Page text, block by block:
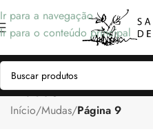
Ir para a navegação
Ir para o conteúdo principal
Mudas
Início/Mudas/Página 9